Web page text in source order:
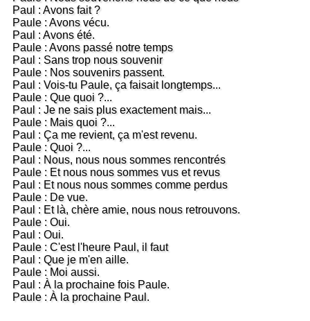
Paul : Avons fait ?
Paule : Avons vécu.
Paul : Avons été.
Paule : Avons passé notre temps
Paul : Sans trop nous souvenir
Paule : Nos souvenirs passent.
Paul : Vois-tu Paule, ça faisait longtemps...
Paule : Que quoi ?...
Paul : Je ne sais plus exactement mais...
Paule : Mais quoi ?...
Paul : Ça me revient, ça m'est revenu.
Paule : Quoi ?...
Paul : Nous, nous nous sommes rencontrés
Paule : Et nous nous sommes vus et revus
Paul : Et nous nous sommes comme perdus
Paule : De vue.
Paul : Et là, chère amie, nous nous retrouvons.
Paule : Oui.
Paul : Oui.
Paule : C'est l'heure Paul, il faut
Paul : Que je m'en aille.
Paule : Moi aussi.
Paul : À la prochaine fois Paule.
Paule : À la prochaine Paul.